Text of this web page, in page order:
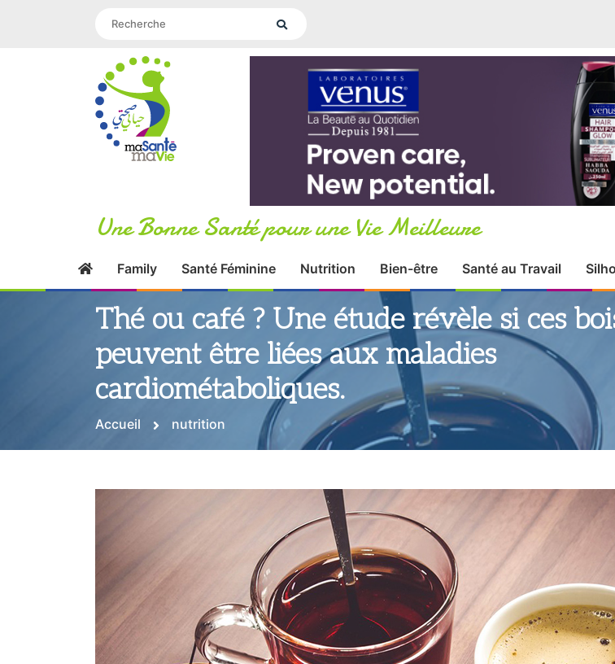
Une Bonne Santé pour une Vie Meilleure
Family Santé Féminine Nutrition Bien-être Santé au Travail
Thé ou café ? Une étude révèle si ces
peuvent être liées aux maladies
cardiométaboliques.
Accueil nutrition